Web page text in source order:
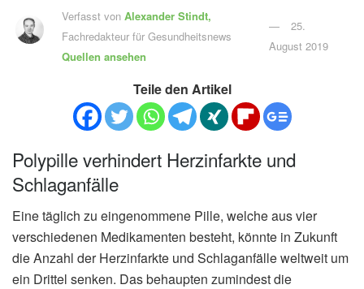
Verfasst von Alexander Stindt,
Fachredakteur für Gesundheitsnews
Quellen ansehen
25.
August 2019
Teile den Artikel
Polypille verhindert Herzinfarkte und
Schlaganfälle
Eine täglich zu eingenommene Pille, welche aus vier
verschiedenen Medikamenten besteht, könnte in Zukunft
die Anzahl der Herzinfarkte und Schlaganfälle weltweit um
ein Drittel senken. Das behaupten zumindest die